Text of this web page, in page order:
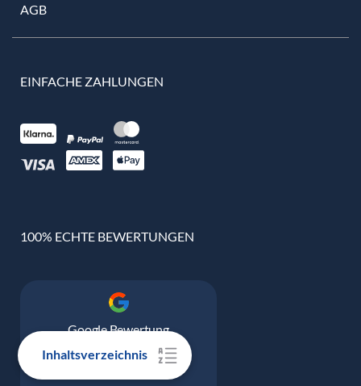
Inhaltsverzeichnis
AGB
EINFACHE ZAHLUNGEN
100% ECHTE BEWERTUNGEN
Google Bewertung
4.9